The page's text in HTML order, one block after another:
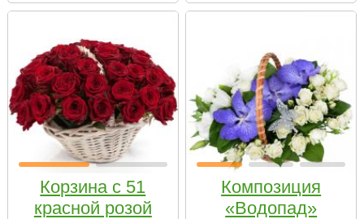
Корзина с 51
красной розой
Композиция
«Водопад»